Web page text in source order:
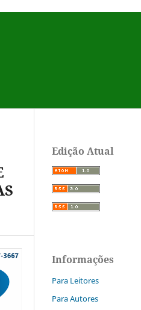
Edição Atual
Informações
Para Leitores
Para Autores